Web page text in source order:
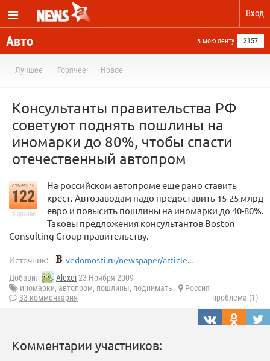
Вход
Авто в мою ленту 3157
Лучшее Горячее Новое
Консультанты правительства РФ
советуют поднять пошлины на
иномарки до 80%, чтобы спасти
отечественный автопром
отметили
122
в архиве
На российском автопроме еще рано ставить
крест. Автозаводам надо предоставить 15-25 млрд
евро и повысить пошлины на иномарки до 40-80%.
Таковы предложения консультантов Boston
Consulting Group правительству.
Источник: vedomosti.ru/newspaper/article...
Добавил Alexei23 Ноября 2009
иномарки, автопром, пошлины, поднимать
Россия
33 комментария
проблема (1)
Комментарии участников: